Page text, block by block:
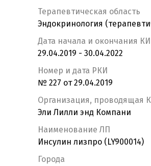
Терапевтическая область
Эндокринология
Дата начала и окончания КИ
29.04.2019 - 30.04.2022
Номер и дата РКИ
№ 227 от 29.04.2019
Организация, проводящая
Эли Лилли энд Компани
Наименование ЛП
Инсулин лизпро (LY900014)
Города